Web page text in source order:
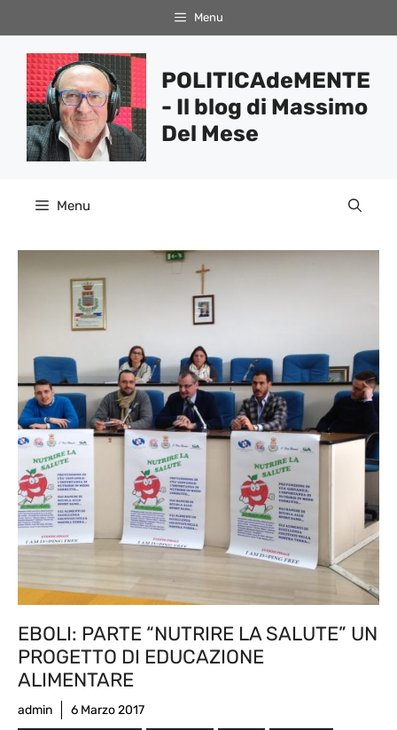
al
contenuto
Menu
POLITICAdeMENTE
- Il blog di Massimo
Del Mese
Menu
EBOLI: PARTE “NUTRIRE LA SALUTE” UN
PROGETTO DI EDUCAZIONE
ALIMENTARE
admin 6 Marzo 2017